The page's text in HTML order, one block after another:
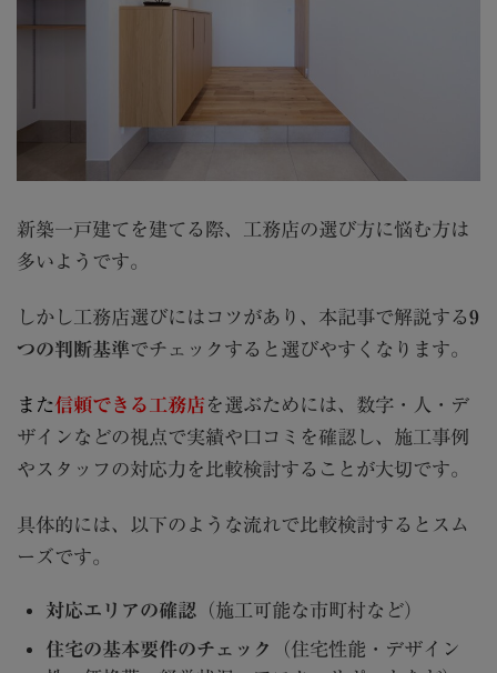
新築一戸建てを建てる際、工務店の選び方に悩む方は
多いようです。
しかし工務店選びにはコツがあり、本記事で解説する9
つの判断基準でチェックすると選びやすくなります。
また信頼できる工務店 を選ぶためには、数字・人・デ
ザインなどの視点で実績や口コミを確認し、施工事例
やスタッフの対応力を比較検討することが大切です。
具体的には、以下のような流れで比較検討するとスム
ーズです。
対応エリアの確認 （施工可能な市町村など）
住宅の基本要件のチェック
（住宅性能・デザイン